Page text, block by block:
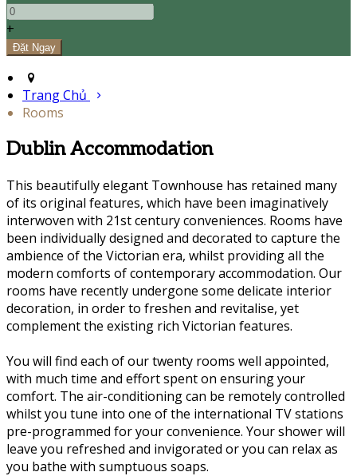
+
Trang Chủ
Rooms
Dublin Accommodation
This beautifully elegant Townhouse has retained many
of its original features, which have been imaginatively
interwoven with 21st century conveniences. Rooms have
been individually designed and decorated to capture the
ambience of the Victorian era, whilst providing all the
modern comforts of contemporary accommodation. Our
rooms have recently undergone some delicate interior
decoration, in order to freshen and revitalise, yet
complement the existing rich Victorian features.
You will find each of our twenty rooms well appointed,
with much time and effort spent on ensuring your
comfort. The air-conditioning can be remotely controlled
whilst you tune into one of the international TV stations
pre-programmed for your convenience. Your shower will
leave you refreshed and invigorated or you can relax as
you bathe with sumptuous soaps.